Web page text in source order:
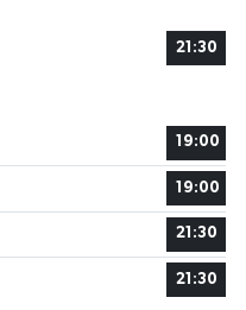
21:30
19:00
19:00
21:30
21:30